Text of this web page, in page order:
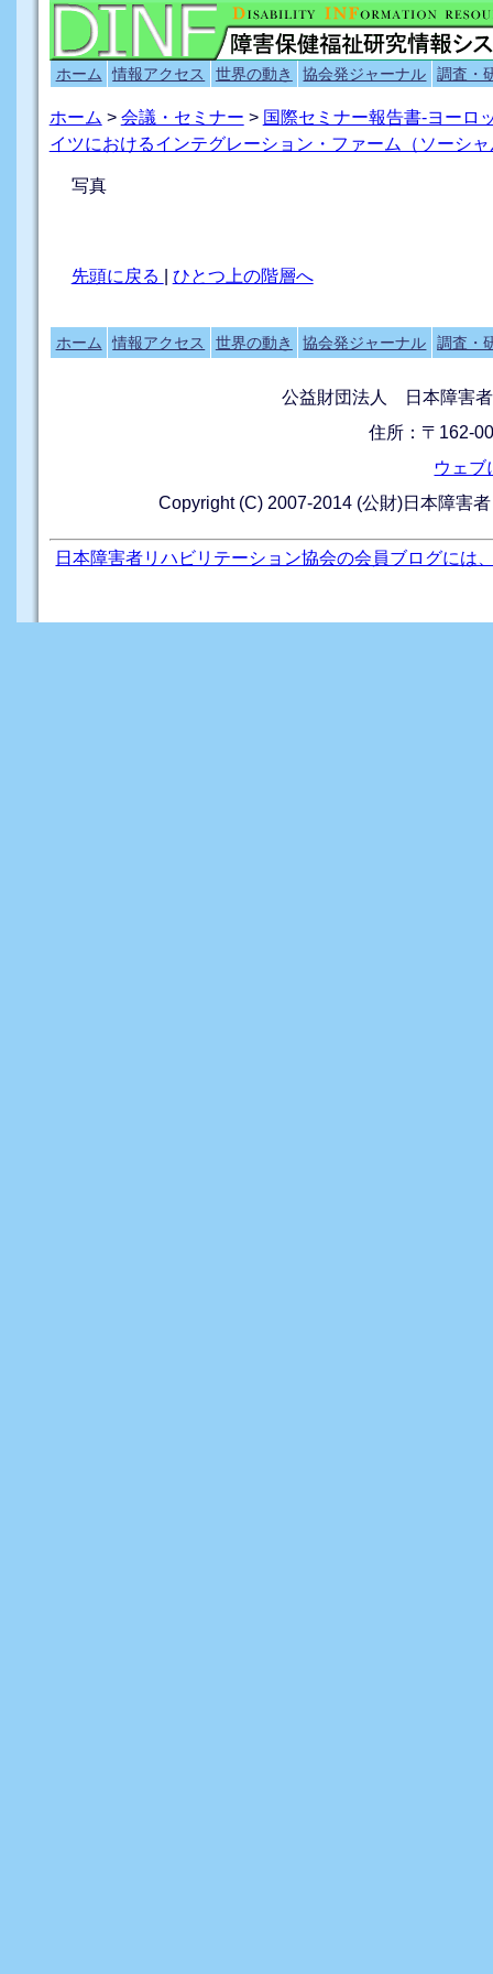
ホーム 情報アクセス 世界の動き 協会発ジャーナル 調査・
ホーム > 会議・セミナー > 国際セミナー報告書-ヨーロ
イツにおけるインテグレーション・ファーム（ソーシ
写真
先頭に戻る ひとつ上の階層へ
ホーム 情報アクセス 世界の動き 協会発ジャーナル 調査・
公益財団法人 日本障害
住所：〒162-
ウェブ
Copyright (C) 2007-2014 (公財)日本障害
日本障害者リハビリテーション協会の会員ブログには